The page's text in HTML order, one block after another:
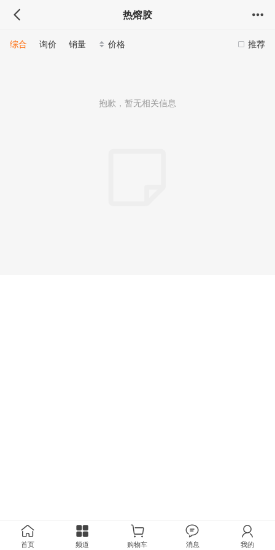
热熔胶
推荐
综合 询价 销量 价格
抱歉，暂无相关信息
首页 频道 购物车 消息 我的